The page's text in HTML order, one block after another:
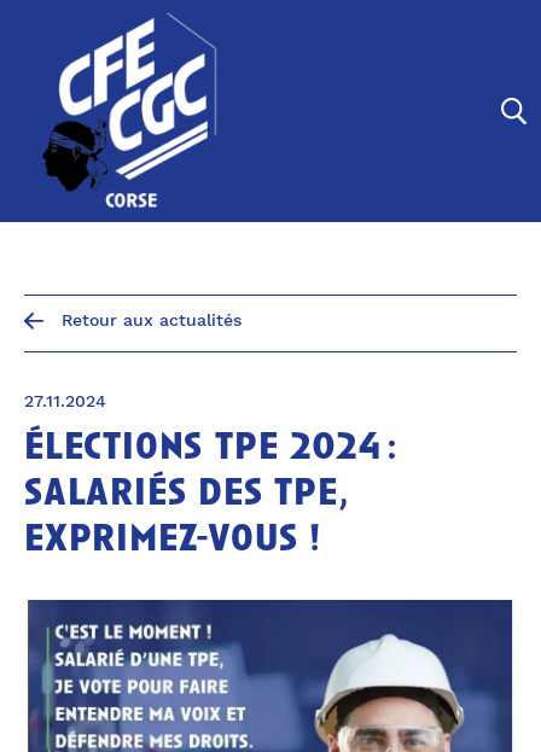
Retour aux actualités
27.11.2024
élections tpe 2024 :
salariés des tpe,
exprimez-vous !
Panneau de gestion des cookies